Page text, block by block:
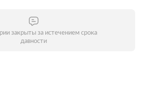
закрыты за истечением срока
давности